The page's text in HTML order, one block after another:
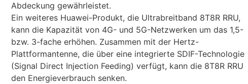
Abdeckung gewährleistet.
Ein weiteres Huawei-Produkt, die Ultrabreitband 8T8R RRU,
kann die Kapazität von 4G- und 5G-Netzwerken um das 1,5-
bzw. 3-fache erhöhen. Zusammen mit der Hertz-
Plattformantenne, die über eine integrierte SDIF-Technologie
(Signal Direct Injection Feeding) verfügt, kann die 8T8R RRU
den Energieverbrauch senken.